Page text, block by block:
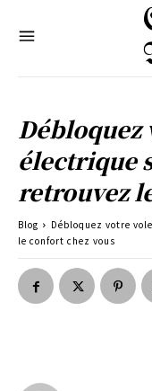
électrique
retrouvez
Blog
Débloquez votre
le confort chez vous